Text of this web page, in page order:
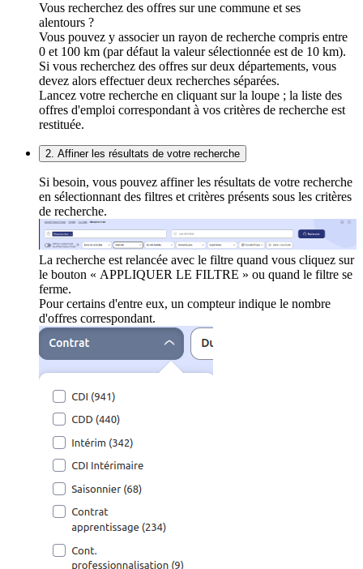
Vous recherchez des offres sur une commune et ses
alentours ?
Vous pouvez y associer un rayon de recherche compris entre
0 et 100 km (par défaut la valeur sélectionnée est de 10 km).
Si vous recherchez des offres sur deux départements, vous
devez alors effectuer deux recherches séparées.
Lancez votre recherche en cliquant sur la loupe ; la liste des
offres d'emploi correspondant à vos critères de recherche est
restituée.
2. Affiner les résultats de votre recherche
Si besoin, vous pouvez affiner les résultats de votre recherche
en sélectionnant des filtres et critères présents sous les critères
de recherche.
La recherche est relancée avec le filtre quand vous cliquez sur
le bouton « APPLIQUER LE FILTRE » ou quand le filtre se
ferme.
Pour certains d'entre eux, un compteur indique le nombre
d'offres correspondant.